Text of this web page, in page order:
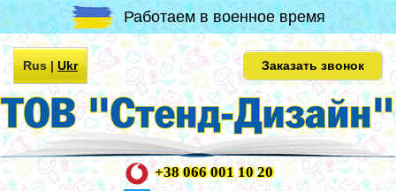
Работаем в военное время
Rus|Ukr Заказать звонок
+38 066 001 10 20